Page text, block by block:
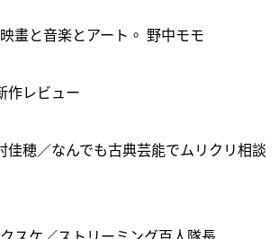
畫と音楽とアート。 野中モモ
作レビュー
佳穂／なんでも古典芸能でムリクリ相談